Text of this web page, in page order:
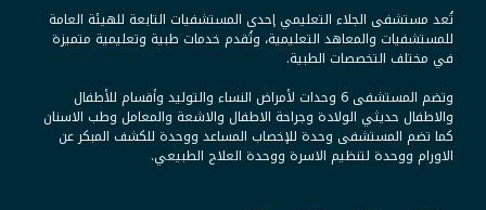
تُعد مستشفى الجلاء التعليمي إحدى المستشفيات التابعة للهيئة العامة
للمستشفيات والمعاهد التعليمية، وتُقدم خدمات طبية وتعليمية متميزة
في مختلف التخصصات الطبية.
وتضم المستشفى 6 وحدات لأمراض النساء والتوليد وأقسام للأطفال
والاطفال حديثي الولادة وجراحة الاطفال والاشعة والمعامل وطب الاسنان
كما تضم المستشفى وحدة للإخصاب المساعد ووحدة للكشف المبكر عن
الاورام ووحدة لتنظيم الاسرة ووحدة العلاج الطبيعي.